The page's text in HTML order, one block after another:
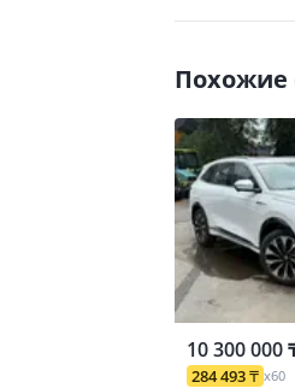
Похожие
10 300 000
284 493₸ x60